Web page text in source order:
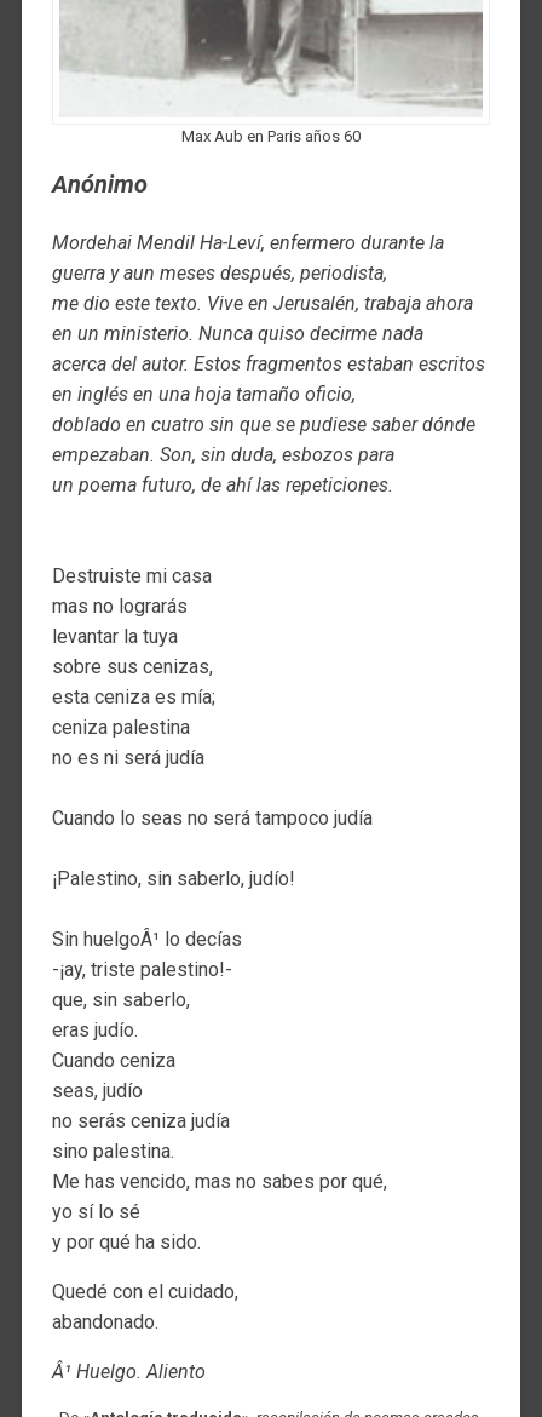
Max Aub en Paris años 60
Anónimo
Mordehai Mendil Ha-Leví, enfermero durante la
guerra y aun meses después, periodista,
me dio este texto. Vive en Jerusalén, trabaja ahora
en un ministerio. Nunca quiso decirme nada
acerca del autor. Estos fragmentos estaban escritos
en inglés en una hoja tamaño oficio,
doblado en cuatro sin que se pudiese saber dónde
empezaban. Son, sin duda, esbozos para
un poema futuro, de ahí las repeticiones.
Destruiste mi casa
mas no lograrás
levantar la tuya
sobre sus cenizas,
esta ceniza es mía;
ceniza palestina
no es ni será judía
Cuando lo seas no será tampoco judía
¡Palestino, sin saberlo, judío!
Sin huelgoÂ¹ lo decías
-¡ay, triste palestino!-
que, sin saberlo,
eras judío.
Cuando ceniza
seas, judío
no serás ceniza judía
sino palestina.
Me has vencido, mas no sabes por qué,
yo sí lo sé
y por qué ha sido.
Quedé con el cuidado,
abandonado.
Â¹ Huelgo. Aliento